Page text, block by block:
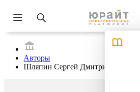
Авторы
Шляпин Сергей Дмитриевич